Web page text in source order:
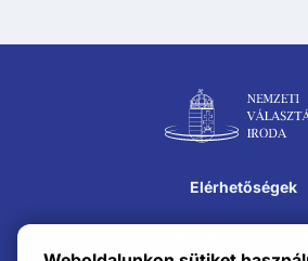
Lábléc navigáció
Elérhetőségek